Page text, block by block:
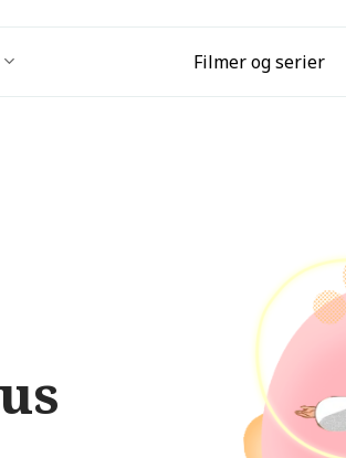
Filmer og serier